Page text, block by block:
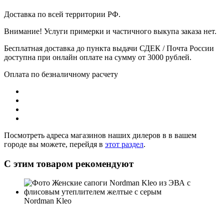
Доставка по всей территории РФ.
Внимание! Услуги примерки и частичного выкупа заказа нет.
Бесплатная доставка до пункта выдачи СДЕК / Почта России
доступна при онлайн оплате на сумму от 3000 рублей.
Оплата по безналичному расчету
Посмотреть адреса магазинов наших дилеров в в вашем
городе вы можете, перейдя в этот раздел.
С этим товаром рекомендуют
Nordman Kleo